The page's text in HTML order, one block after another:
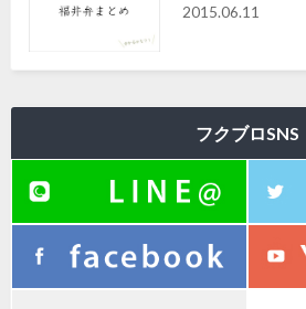
2015.06.11
フクブロSNS